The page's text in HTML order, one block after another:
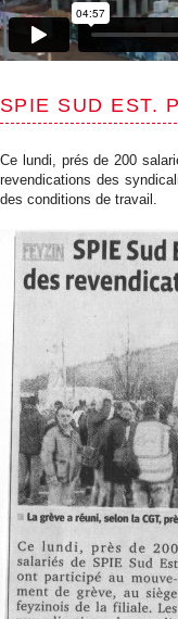
SPIE SUD EST.
Ce lundi, prés de 200
revendications des
des conditions de travail.